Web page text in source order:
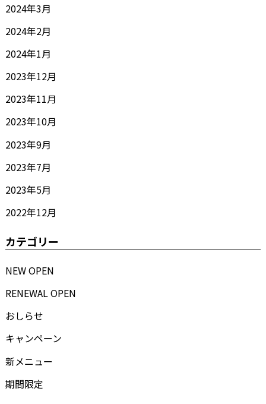
2024年3月
2024年2月
2024年1月
2023年12月
2023年11月
2023年10月
2023年9月
2023年7月
2023年5月
2022年12月
カテゴリー
NEW OPEN
RENEWAL OPEN
おしらせ
キャンペーン
新メニュー
期間限定